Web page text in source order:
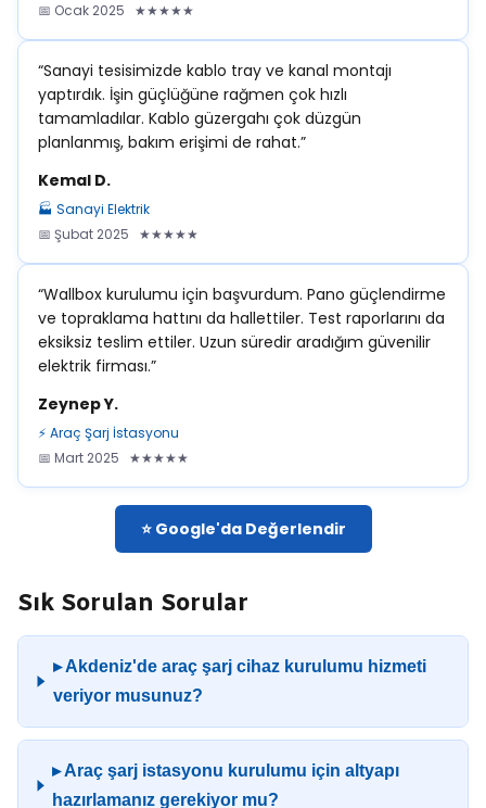
📅 Ocak 2025 ★★★★★
“Sanayi tesisimizde kablo tray ve kanal montajı
yaptırdık. İşin güçlüğüne rağmen çok hızlı
tamamladılar. Kablo güzergahı çok düzgün
planlanmış, bakım erişimi de rahat.”
Kemal D.
🏭 Sanayi Elektrik
📅 Şubat 2025 ★★★★★
“Wallbox kurulumu için başvurdum. Pano güçlendirme
ve topraklama hattını da hallettiler. Test raporlarını da
eksiksiz teslim ettiler. Uzun süredir aradığım güvenilir
elektrik firması.”
Zeynep Y.
⚡ Araç Şarj İstasyonu
📅 Mart 2025 ★★★★★
⭐ Google'da Değerlendir
Sık Sorulan Sorular
▸ Akdeniz'de araç şarj cihaz kurulumu hizmeti
veriyor musunuz?
▸ Araç şarj istasyonu kurulumu için altyapı
hazırlamanız gerekiyor mu?